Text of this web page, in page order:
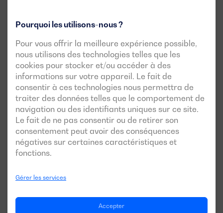
Pourquoi les utilisons-nous ?
Pour vous offrir la meilleure expérience possible,
nous utilisons des technologies telles que les
cookies pour stocker et/ou accéder à des
informations sur votre appareil. Le fait de
consentir à ces technologies nous permettra de
traiter des données telles que le comportement de
navigation ou des identifiants uniques sur ce site.
Le fait de ne pas consentir ou de retirer son
consentement peut avoir des conséquences
négatives sur certaines caractéristiques et
fonctions.
Gérer les services
Accepter